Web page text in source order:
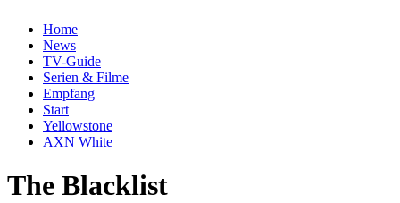
Home
News
TV-Guide
Serien & Filme
Empfang
Start
Yellowstone
AXN White
The Blacklist